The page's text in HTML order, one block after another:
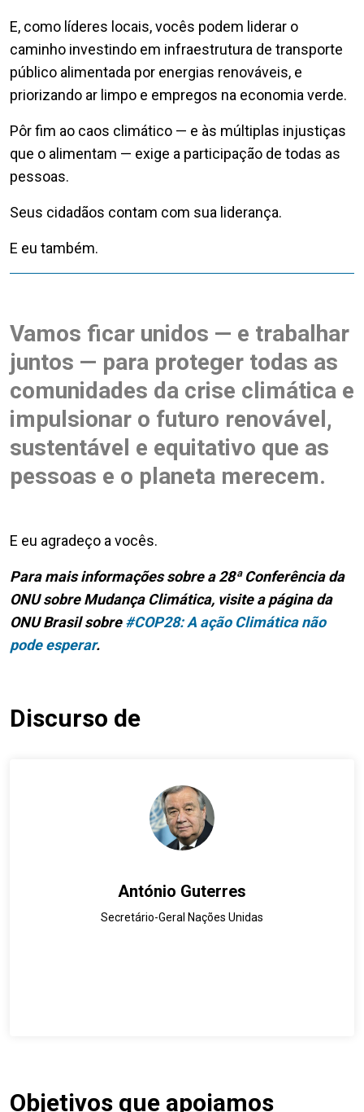
E, como líderes locais, vocês podem liderar o
caminho investindo em infraestrutura de transporte
público alimentada por energias renováveis, e
priorizando ar limpo e empregos na economia verde.
Pôr fim ao caos climático — e às múltiplas injustiças
que o alimentam — exige a participação de todas as
pessoas.
Seus cidadãos contam com sua liderança.
E eu também.
Vamos ficar unidos — e trabalhar
juntos — para proteger todas as
comunidades da crise climática e
impulsionar o futuro renovável,
sustentável e equitativo que as
pessoas e o planeta merecem.
E eu agradeço a vocês.
Para mais informações sobre a 28ª Conferência da
ONU sobre Mudança Climática, visite a página da
ONU Brasil sobre#COP28: A ação Climática não
pode esperar.
Discurso de
António Guterres
Secretário-Geral Nações Unidas
Objetivos que apoiamos